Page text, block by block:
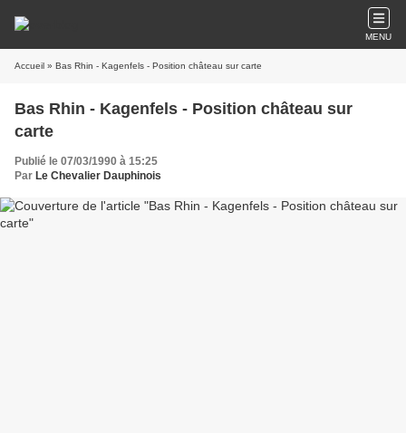
MENU
Accueil » Bas Rhin - Kagenfels - Position château sur carte
Bas Rhin - Kagenfels - Position château sur
carte
Publié le 07/03/1990 à 15:25
Par Le Chevalier Dauphinois